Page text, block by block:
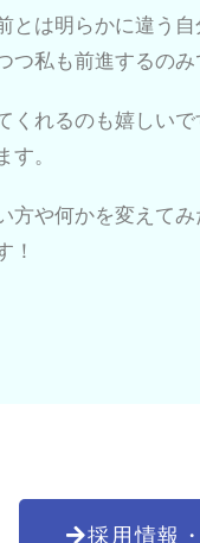
は明らかに違う
私も前進するのみ
くれるのも嬉しい
。
や何かを変えて
！
採用情報